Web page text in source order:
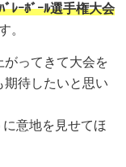
ﾚｰﾎﾞｰﾙ選手権大会
。
がってきて大会を
期待したいと思い
意地を見せてほ